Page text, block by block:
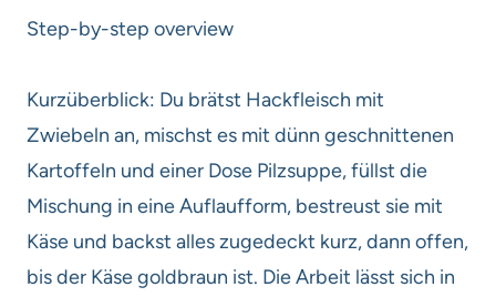
Step-by-step overview
Kurzüberblick: Du brätst Hackfleisch mit
Zwiebeln an, mischst es mit dünn geschnittenen
Kartoffeln und einer Dose Pilzsuppe, füllst die
Mischung in eine Auflaufform, bestreust sie mit
Käse und backst alles zugedeckt kurz, dann offen,
bis der Käse goldbraun ist. Die Arbeit lässt sich in